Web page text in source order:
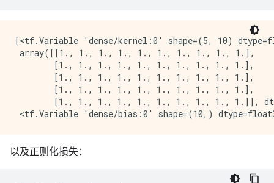
[<tf.Variable 'dense/kernel:0' shape=(5, 10)
array([[1., 1., 1., 1., 1., 1., 1., 1., 1., 1.],
        [1., 1., 1., 1., 1., 1., 1., 1., 1., 1.],
        [1., 1., 1., 1., 1., 1., 1., 1., 1., 1.],
        [1., 1., 1., 1., 1., 1., 1., 1., 1., 1.],
[1., 1., 1., 1., 1., 1., 1., 1., 1., 1.]],
以及正则化损失：